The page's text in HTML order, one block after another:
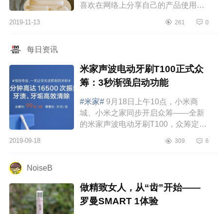
喜欢在网络上分享自己的产品使用体
好.图片拍的不好看，而是自己对于使
2019-11-13 261 0
每日资讯
米家声波电动牙刷T100正式众
筹：3秒渐强启动功能
#米家# 9月18日上午10点，小米商
城、小米之家同步开启众筹——全新
的米家声波电动牙刷T100，众筹定价
支。米家声波电动牙刷T100延续了米
2019-09-18 309 6
NoiseB
做精致女人，从“齿”开始——
罗曼SMART 1体验